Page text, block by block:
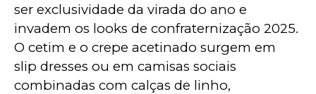
ser exclusividade da virada do ano e
invadem os looks de confraternização 2025.
O cetim e o crepe acetinado surgem em
slip dresses ou em camisas sociais
combinadas com calças de linho,